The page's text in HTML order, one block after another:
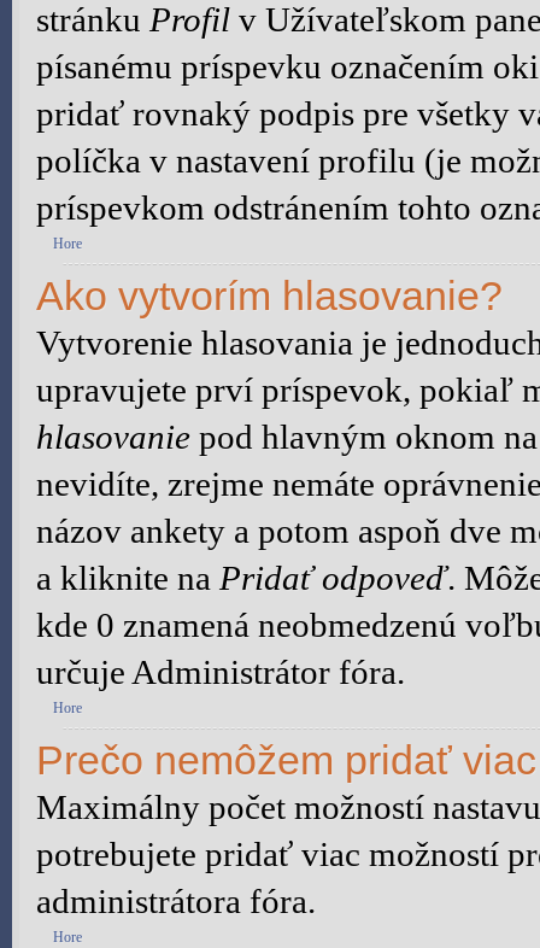
stránku Profil v Užívateľskom
písanému príspevku označením
pridať rovnaký podpis pre všetky
políčka v nastavení profilu (je
príspevkom odstránením tohto
Hore
Ako vytvorím hlasovanie?
Vytvorenie hlasovania je
upravujete prví príspevok, pokiaľ
hlasovanie pod hlavným oknom
nevidíte, zrejme nemáte
názov ankety a potom aspoň dve
a kliknite na Pridať odpoveď.
kde 0 znamená neobmedzenú
určuje Administrátor fóra.
Hore
Prečo nemôžem pridať
Maximálny počet možností
potrebujete pridať viac možností
administrátora fóra.
Hore